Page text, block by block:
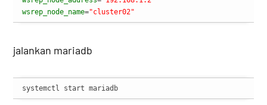
wsrep_node_name="cluster02"
jalankan mariadb
systemctl start mariadb